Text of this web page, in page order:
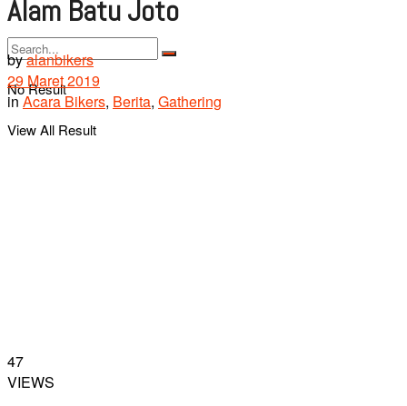
No Result
View All Result
Alam Batu Joto
byalanbikers
29 Maret 2019
in Acara Bikers, Berita, Gathering
47
VIEWS